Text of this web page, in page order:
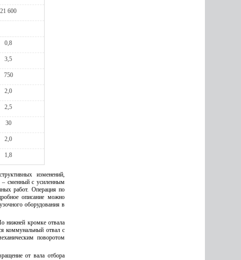
21 600
0,8
3,5
750
2,0
2,5
30
2,0
1,8
изменений,
сменный с усиленным
работ. Операция по
описание можно
оборудования в
нижней кромке отвала
коммунальный отвал с
поворотом
от вала отбора